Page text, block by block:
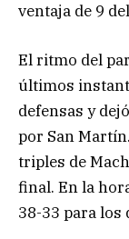
ventaja de 9
El ritmo del
últimos
defensas y
por San
triples de
final. En la
38-33 para los